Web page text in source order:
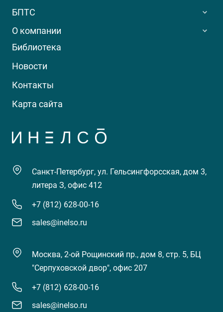
БПТС
О компании
Библиотека
Новости
Контакты
Карта сайта
Санкт-Петербург, ул. Гельсингфорсская, дом 3,
литера З, офис 412
+7 (812) 628-00-16
sales@inelso.ru
Москва, 2-ой Рощинский пр., дом 8, стр. 5, БЦ
"Серпуховской двор", офис 207
+7 (812) 628-00-16
sales@inelso.ru